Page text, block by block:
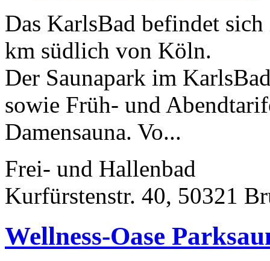
Das KarlsBad befindet
km südlich von Köln.
Der Saunapark im
sowie Früh- und
Damensauna. Vo...
Frei- und Hallenbad
Kurfürstenstr. 40, 50321
Wellness-Oase